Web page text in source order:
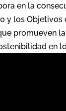
en la
y los Objetivos
promueven
en